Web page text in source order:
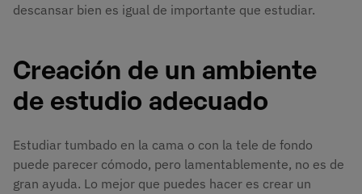
descansar bien es igual de importante que estudiar.
Creación de un ambiente
de estudio adecuado
Estudiar tumbado en la cama o con la tele de fondo
puede parecer cómodo, pero lamentablemente, no es de
gran ayuda. Lo mejor que puedes hacer es crear un